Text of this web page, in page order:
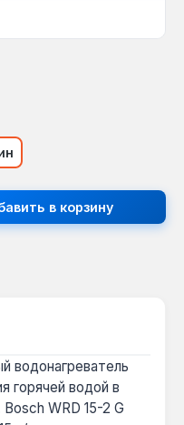
недоступна.)
эта опция недоступна.)
введите
в корзину
водонагреватель
горячей водой в
WRD 15-2 G